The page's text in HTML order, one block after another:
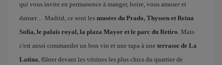
qui vous invite en permanence à manger, boire, vous amuser et
danser… Madrid, ce sont les musées du Prado, Thyssen et Reina
Sofía, le palais royal, la plaza Mayor et le parc du Retiro. Mais
c'est aussi commander un bon vin et une tapa à une terrasse de La
Latina, flâner devant les vitrines les plus chics du quartier de